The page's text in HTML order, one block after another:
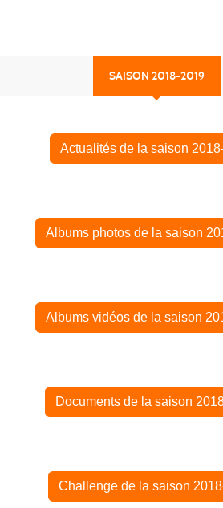
SAISON 2018-2019
Actualités de la saison
Albums photos de la saison
Albums vidéos de la saison
Documents de la saison
Challenge de la saison